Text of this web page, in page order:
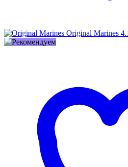
Original Marines